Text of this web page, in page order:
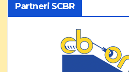
Partneri SCBR